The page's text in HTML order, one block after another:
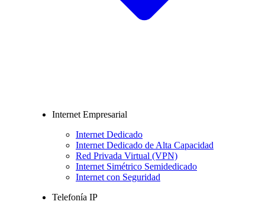
Internet Empresarial
Internet Dedicado
Internet Dedicado de Alta Capacidad
Red Privada Virtual (VPN)
Internet Simétrico Semidedicado
Internet con Seguridad
Telefonía IP